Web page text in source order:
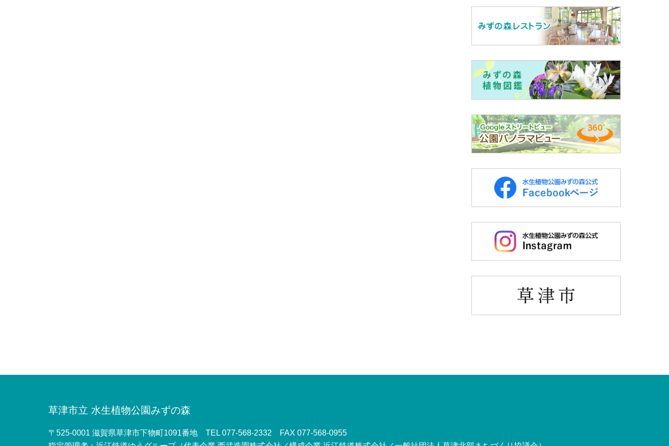
草津市立 水生植物公園みずの森
〒525-0001 滋賀県草津市下物町1091番地 TEL 077-568-2332 FAX 077-568-0955